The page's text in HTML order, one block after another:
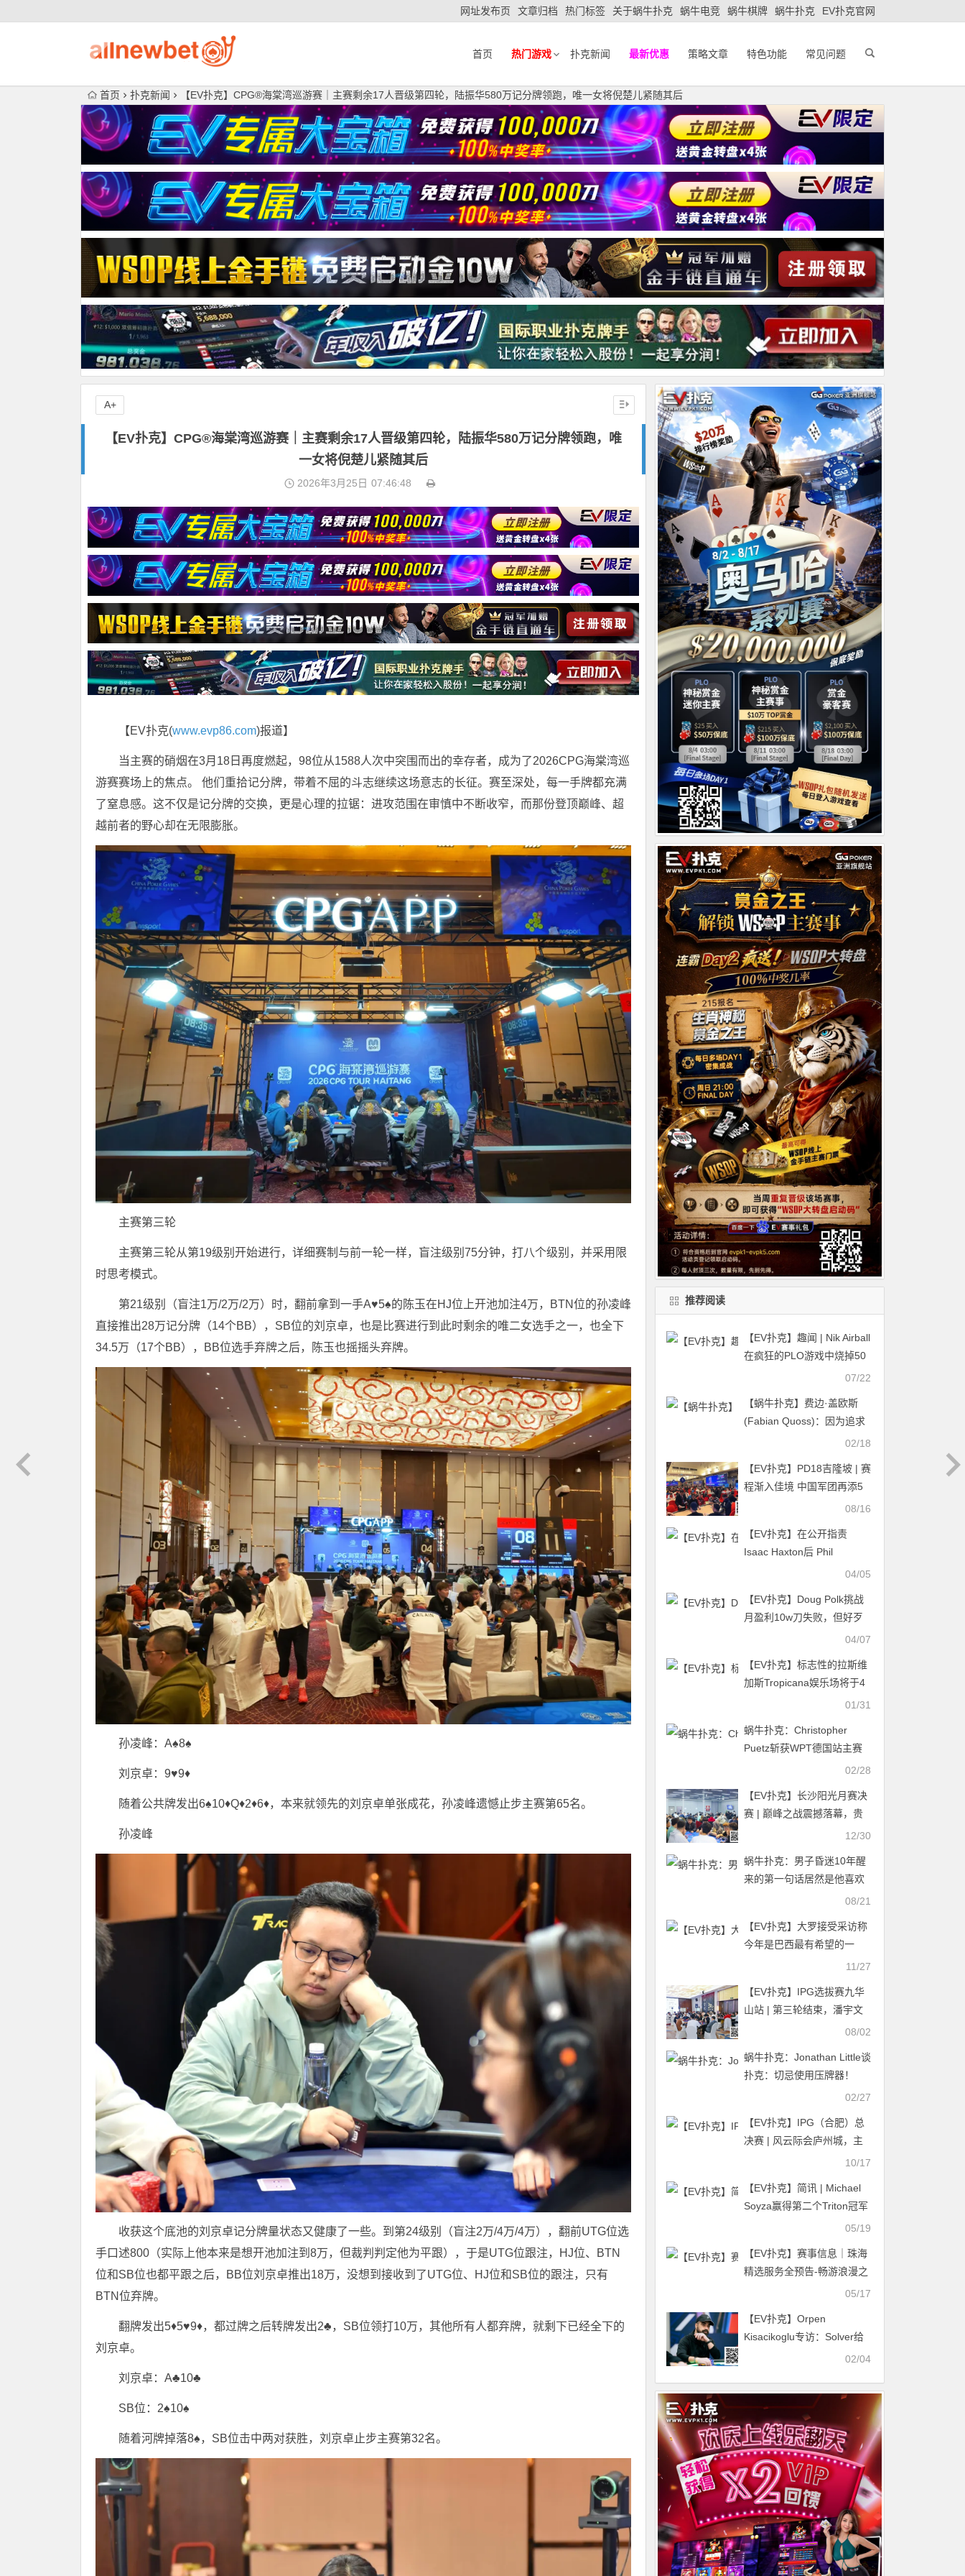
网址发布页 文章归档 热门标签 关于蜗牛扑克 蜗牛电竞 蜗牛棋牌 蜗牛扑克 EV扑克官网
首页 热门游戏 扑克新闻 最新优惠 策略文章 特色功能 常见问题
首页 扑克新闻 【EV扑克】CPG®海棠湾巡游赛｜主赛剩余17人晋级第四轮，陆振华580万记分牌领跑，唯一女将倪楚儿紧随其后
【EV扑克】CPG®海棠湾巡游赛｜主赛剩余17人晋级第四轮，陆振华580万记分牌领跑，唯
一女将倪楚儿紧随其后
2026年3月25日 07:46:48
【EV扑克(www.evp86.com)报道】
当主赛的硝烟在3月18日再度燃起，98位从1588人次中突围而出的幸存者，成为了2026CPG海棠湾巡
游赛赛场上的焦点。 他们重拾记分牌，带着不屈的斗志继续这场意志的长征。赛至深处，每一手牌都充满
了窒息感。这不仅是记分牌的交换，更是心理的拉锯：进攻范围在审慎中不断收窄，而那份登顶巅峰、超
越前者的野心却在无限膨胀。
主赛第三轮
主赛第三轮从第19级别开始进行，详细赛制与前一轮一样，盲注级别75分钟，打八个级别，并采用限
时思考模式。
第21级别（盲注1万/2万/2万）时，翻前拿到一手A♥️5♠️的陈玉在HJ位上开池加注4万，BTN位的孙凌峰
直接推出28万记分牌（14个BB），SB位的刘京卓，也是比赛进行到此时剩余的唯二女选手之一，也全下
34.5万（17个BB），BB位选手弃牌之后，陈玉也摇摇头弃牌。
孙凌峰：A♠️8♠️
刘京卓：9♥️9♦️
随着公共牌发出6♠️10♦️Q♦️2♦️6♦️，本来就领先的刘京卓单张成花，孙凌峰遗憾止步主赛第65名。
孙凌峰
收获这个底池的刘京卓记分牌量状态又健康了一些。到第24级别（盲注2万/4万/4万），翻前UTG位选
手口述800（实际上他本来是想开池加注到8万，但裁判判定他为平跟），于是UTG位跟注，HJ位、BTN
位和SB位也都平跟之后，BB位刘京卓推出18万，没想到接收到了UTG位、HJ位和SB位的跟注，只有
BTN位弃牌。
翻牌发出5♦️5♥️9♦️，都过牌之后转牌发出2♣️，SB位领打10万，其他所有人都弃牌，就剩下已经全下的
刘京卓。
刘京卓：A♣️10♣️
SB位：2♠️10♠️
随着河牌掉落8♠️，SB位击中两对获胜，刘京卓止步主赛第32名。
A+
推荐阅读
【EV扑克】趣闻 | Nik Airball
在疯狂的PLO游戏中烧掉50
07/22
【蜗牛扑克】费边·盖欧斯
(Fabian Quoss)：因为追求
02/18
【EV扑克】PD18吉隆坡 | 赛
程渐入佳境 中国军团再添5
军
08/16
【EV扑克】在公开指责
Isaac Haxton后 Phil
Hellmuth转头卖起了口罩04/05
【EV扑克】Doug Polk挑战
月盈利10w刀失败，但好歹
04/07
【EV扑克】标志性的拉斯维
加斯Tropicana娱乐场将于4
月关闭，为奥克兰运动家队
01/31
蜗牛扑克：Christopher
Puetz斩获WPT德国站主赛
02/28
【EV扑克】长沙阳光月赛决
赛 | 巅峰之战震撼落幕，贵
12/30
蜗牛扑克：男子昏迷10年醒
来的第一句话居然是他喜欢
08/21
【EV扑克】大罗接受采访称
今年是巴西最有希望的一
年，并在Twitch上直播扑克
11/27
【EV扑克】IPG选拔赛九华
山站 | 第三轮结束，潘宇文
发挥依旧神勇，携1230万记
战！
08/02
蜗牛扑克：​Jonathan Little谈
扑克：切忌使用压牌器！
02/27
【EV扑克】IPG（合肥）总
决赛 | 风云际会庐州城，主
赛900人次参赛179人晋级，
10/17
【EV扑克】简讯 | Michael
Soyza赢得第二个Triton冠军
05/19
【EV扑克】赛事信息｜珠海
精选服务全预告-畅游浪漫之
05/17
【EV扑克】Orpen
Kisacikoglu专访：Solver给
出答案，却剥夺了思考过程
02/04